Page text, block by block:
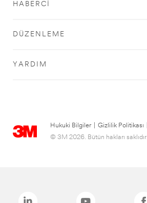
HABERCI
DÜZENLEME
YARDIM
Hukuki Bilgiler Gizlilik Politikası
© 3M 2026. Bütün hakları saklıdır.